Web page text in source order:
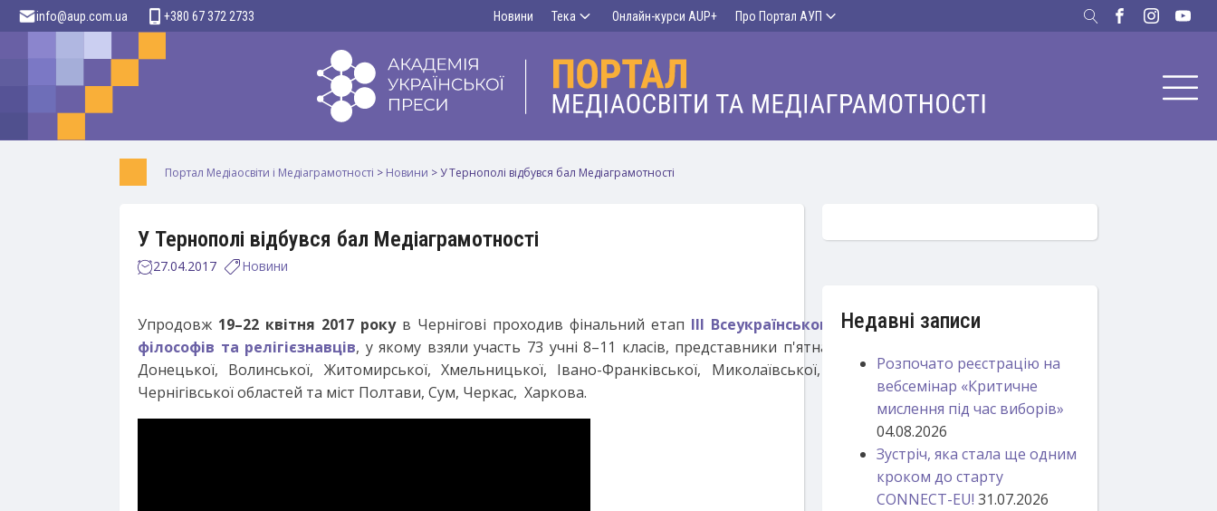
info@aup.com.ua +380 67 372 2733 Новини Тека Онлайн-курси AUP+ Про Портал АУП
Портал Медіаосвіти і Медіаграмотності > Новини >У Тернополі відбувся бал Медіаграмотності
У Тернополі відбувся бал Медіаграмотності
27.04.2017 Новини
Упродовж 19–22 квітня 2017 рокув Чернігові проходив фінальний етап ІІІ Всеукраїнського турніру юних
філософів та релігієзнавців, у якому взяли участь 73 учні 8–11 класів, представники п'ятнадцяти команд з
Донецької, Волинської, Житомирської, Хмельницької, Івано-Франківської, Миколаївської, Тернопільської,
Чернігівської областей та міст Полтави, Сум, Черкас, Харкова.
Недавні записи
Розпочато реєстрацію на
вебсемінар «Критичне
мислення під час виборів»
04.08.2026
Зустріч, яка стала ще одним
кроком до старту
CONNECT-EU! 31.07.2026